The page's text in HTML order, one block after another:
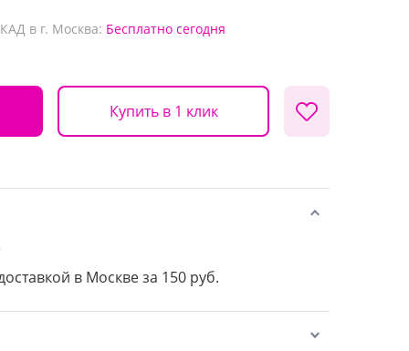
в г. Москва: Бесплатно сегодня
Купить в 1 клик
в Москве за 150 руб.